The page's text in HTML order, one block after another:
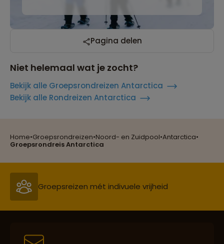
Home•Groepsrondreizen•Noord- en Zuidpool•Antarctica•
Groepsrondreis Antarctica
Pagina delen
Niet helemaal wat je zocht?
Bekijk alle Groepsrondreizen Antarctica
Bekijk alle Rondreizen Antarctica
Reizen met oog voor mens, cultuur en milieu
Groepsreizen mét indivuele vrijheid
Persoonlijk en deskundig reisadvies